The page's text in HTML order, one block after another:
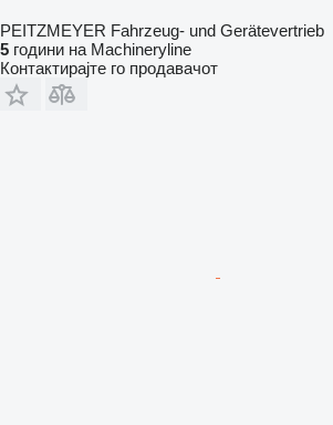
PEITZMEYER Fahrzeug- und Gerätevertrieb
5 години на Machineryline
Контактирајте го продавачот